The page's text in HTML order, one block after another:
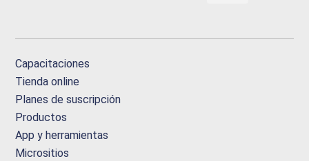
Capacitaciones
Tienda online
Planes de suscripción
Productos
App y herramientas
Micrositios